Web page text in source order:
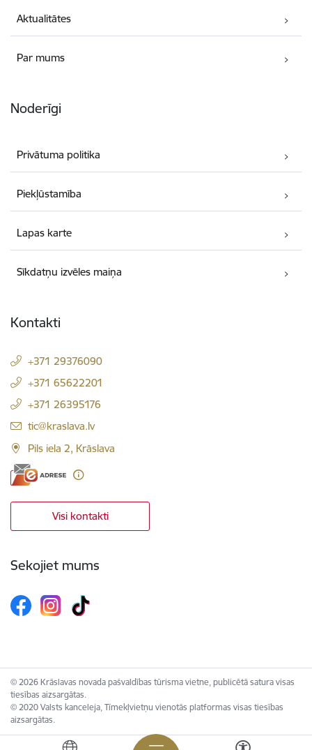
Aktualitātes
Par mums
Noderīgi
Privātuma politika
Piekļūstamība
Lapas karte
Sīkdatņu izvēles maiņa
Kontakti
+371 29376090
+371 65622201
+371 26395176
E-pasts:
tic@kraslava.lv
Pils iela 2, Krāslava
Visi kontakti
Sekojiet mums
© 2026 Krāslavas novada pašvaldības tūrisma vietne, publicētā satura visas
tiesības aizsargātas.
© 2020 Valsts kanceleja, Tīmekļvietņu vienotās platformas visas tiesības
aizsargātas.